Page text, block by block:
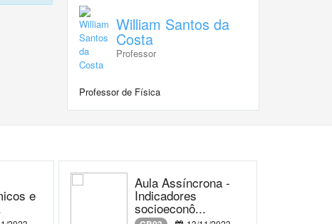
William Santos da
Costa
Professor
Professor de Física
e
Aula Assíncrona -
Indicadores
socioeconô...